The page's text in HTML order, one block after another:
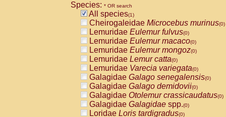
Species: * OR search
All species(1)
Cheirogaleidae Microcebus murinus(0)
Lemuridae Eulemur fulvus(0)
Lemuridae Eulemur macaco(0)
Lemuridae Eulemur mongoz(0)
Lemuridae Lemur catta(0)
Lemuridae Varecia variegata(0)
Galagidae Galago senegalensis(0)
Galagidae Galago demidovii(0)
Galagidae Otolemur crassicaudatus(0)
Galagidae Galagidae spp.(0)
Loridae Loris tardigradus(0)